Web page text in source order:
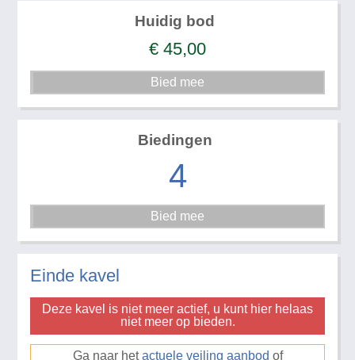
Huidig bod
€ 45,00
Biedingen
4
Einde kavel
Deze kavel is niet meer actief, u kunt hier helaas
niet meer op bieden.
Ga naar hetactuele veiling aanbod of